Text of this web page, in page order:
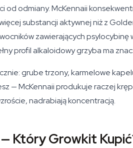
od odmiany. McKennaii
substancji aktywnej niż z
zawierających
profil alkaloidowy grzyba ma
grube trzony, karmelowe
— McKennaii produkuje raczej
nadrabiają koncentracją.
Który Growkit